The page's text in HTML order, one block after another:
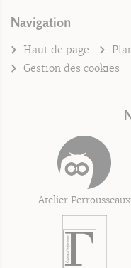
Navigation
Haut de page
Gestion des cookies
Atelier Perrousseaux